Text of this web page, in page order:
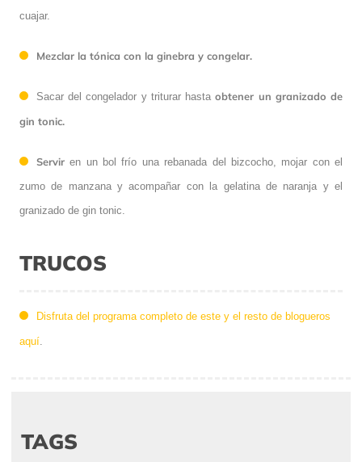
cuajar.
Mezclar la tónica con la ginebra y congelar.
Sacar del congelador y triturar hastaobtener un granizado de
gin tonic.
Serviren un bol frío una rebanada del bizcocho, mojar con el
zumo de manzana y acompañar con la gelatina de naranja y el
granizado de gin tonic.
TRUCOS
Disfruta del programa completo de este y el resto de blogueros
aquí.
TAGS